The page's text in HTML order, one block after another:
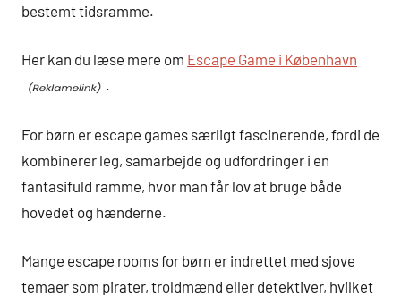
bestemt tidsramme.
Her kan du læse mere om Escape Game i København
.
For børn er escape games særligt fascinerende, fordi de
kombinerer leg, samarbejde og udfordringer i en
fantasifuld ramme, hvor man får lov at bruge både
hovedet og hænderne.
Mange escape rooms for børn er indrettet med sjove
temaer som pirater, troldmænd eller detektiver, hvilket